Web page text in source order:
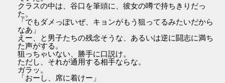
クラスの中は、谷口を筆頭に、彼女の噂で持ちきりだっ
た。
「でもダメっぽいぜ、キョンがもう狙ってるみたいだから
なあ」
えー、と男子たちの残念そうな、あるいは逆に闘志に満ち
た声がする。
狙っちゃいない、勝手に口説け。
ただし、それが通用する相手ならな。
ガラッ。
「おーし、席に着けー」